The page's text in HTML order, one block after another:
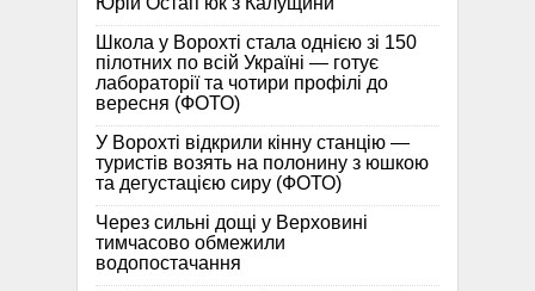
Школа у Ворохті стала однією зі 150
пілотних по всій Україні — готує
лабораторії та чотири профілі до
вересня (ФОТО)
У Ворохті відкрили кінну станцію —
туристів возять на полонину з юшкою
та дегустацією сиру (ФОТО)
Через сильні дощі у Верховині
тимчасово обмежили
водопостачання